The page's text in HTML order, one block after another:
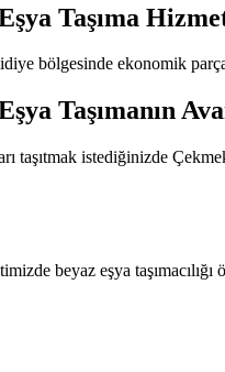
Taşıma
bölgesinde ekonomik
Taşımanın
taşıtmak istediğinizde
beyaz eşya